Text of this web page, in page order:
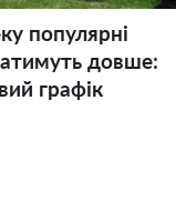
популярні
довше:
графік